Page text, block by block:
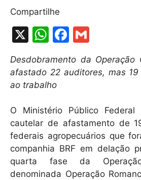
Compartilhe
X
W
at
s
p
p
F
c
o
o
k
m
ai
Desdobramento da Operação
afastado 22 auditores, mas
ao trabalho
O Ministério Público Federal
cautelar de afastamento de
federais agropecuários que
companhia BRF em delação
quarta fase da
denominada Operação